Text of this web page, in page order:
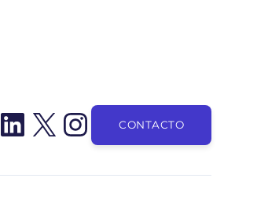
LinkedIn
X Instagram
CONTACTO